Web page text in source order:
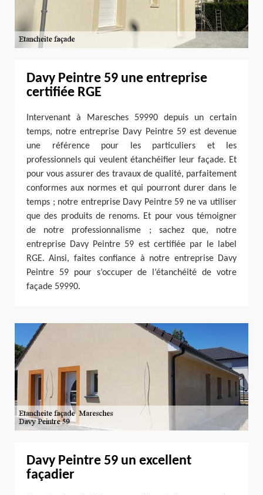
Davy Peintre 59 une entreprise
certifiée RGE
Intervenant à Maresches 59990 depuis un certain
temps, notre entreprise Davy Peintre 59 est devenue
une référence pour les particuliers et les
professionnels qui veulent étanchéifier leur façade. Et
pour vous assurer des travaux de qualité, parfaitement
conformes aux normes et qui pourront durer dans le
temps ; notre entreprise Davy Peintre 59 ne va utiliser
que des produits de renoms. Et pour vous témoigner
de notre professionnalisme ; sachez que, notre
entreprise Davy Peintre 59 est certifiée par le label
RGE. Ainsi, faites confiance à notre entreprise Davy
Peintre 59 pour s’occuper de l’étanchéité de votre
façade 59990.
Davy Peintre 59 un excellent
façadier